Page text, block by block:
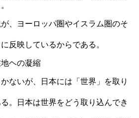
、ヨーロッパ圏やイスラム圏のそ
反映しているからである。
ヘの凝縮
ないが、日本には「世界」を取り
。日本は世界をどう取り込んでき